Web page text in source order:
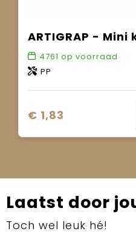
4761 op voorraad
PP
€ 1,83
Laatst door
Toch wel leuk hé!